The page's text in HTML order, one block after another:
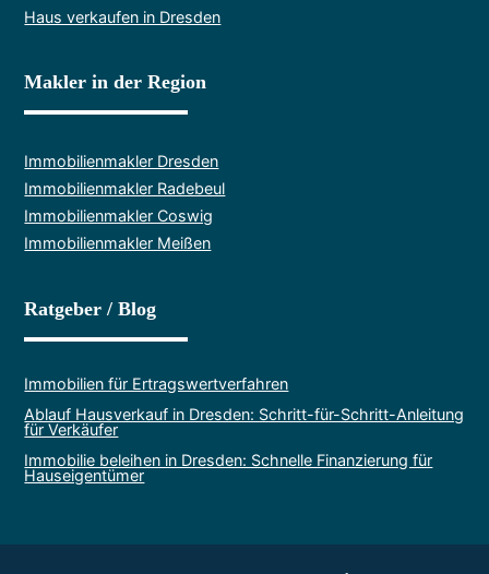
Haus verkaufen in Dresden
Makler in der Region
Immobilienmakler Dresden
Immobilienmakler Radebeul
Immobilienmakler Coswig
Immobilienmakler Meißen
Ratgeber / Blog
Immobilien für Ertragswertverfahren
Ablauf Hausverkauf in Dresden: Schritt-für-Schritt-Anleitung
für Verkäufer
Immobilie beleihen in Dresden: Schnelle Finanzierung für
Hauseigentümer